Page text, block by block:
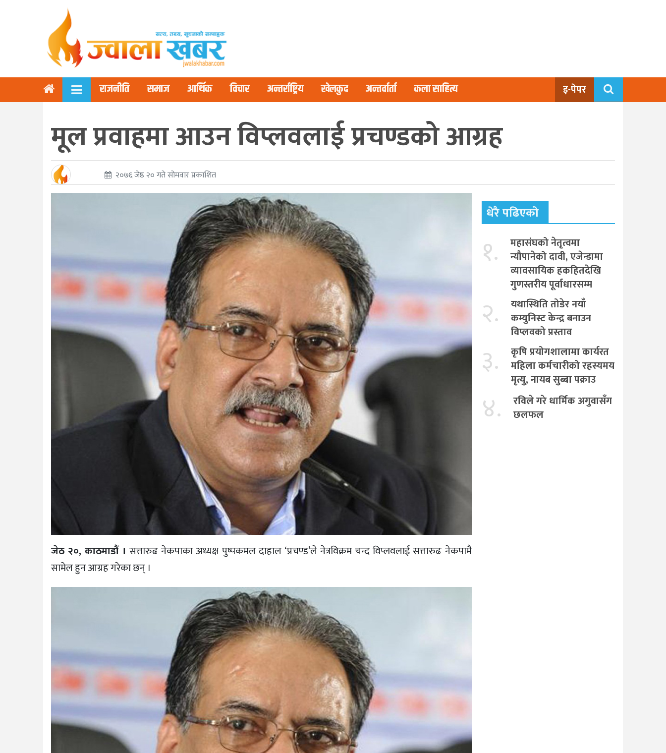
राजनीति समाज आर्थिक विचार अन्तर्राष्ट्रिय खेलकुद अन्तर्वार्ता कला साहित्य इ-पेपर
मूल प्रवाहमा आउन विप्लवलाई प्रचण्डको आग्रह
२०७६ जेष्ठ २० गते सोमवार प्रकाशित
जेठ २०, काठमाडौं । सत्तारुढ नेकपाका अध्यक्ष पुष्पकमल दाहाल ‘प्रचण्ड’ले नेत्रविक्रम चन्द विप्लवलाई सत्तारुढ नेकपामै
सामेल हुन आग्रह गरेका छन् ।
धेरै पढिएको
१.
महासंघको नेतृत्वमा
न्यौपानेको दावी, एजेन्डामा
व्यावसायिक हकहितदेखि
गुणस्तरीय पूर्वाधारसम्म
२.
यथास्थिति तोडेर नयाँ
कम्युनिस्ट केन्द्र बनाउन
विप्लवको प्रस्ताव
३.
कृषि प्रयोगशालामा कार्यरत
महिला कर्मचारीको रहस्यमय
मृत्यु, नायब सुब्बा पक्राउ
४.
रविले गरे धार्मिक अगुवासँग
छलफल